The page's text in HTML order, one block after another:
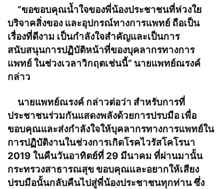
“ขอขอบคุณน้ำใจของพี่น้องประชาชนที่ห่วงใย
บริจาคสิ่งของ และอุปกรณ์ทางการแพทย์ ถือเป็น
เรื่องที่ดีงาม เป็นกำลังใจสำคัญและเป็นการ
สนับสนุนการปฏิบัติหน้าที่ของบุคลากรทางการ
แพทย์ ในช่วงเวลาวิกฤตเช่นนี้” นายแพทย์ณรงค์
กล่าว
นายแพทย์ณรงค์ กล่าวต่อว่า สำหรับการที่
ประชาชนร่วมกันแสดงพลังด้วยการปรบมือ เพื่อ
ขอบคุณและส่งกำลังใจให้บุคลากรทางการแพทย์ใน
การปฏิบัติงานในช่วงการเกิดโรคไวรัสโคโรนา
2019 ในคืนวันอาทิตย์ที่ 29 มีนาคม ที่ผ่านมานั้น
กระทรวงสาธารณสุข ขอบคุณและอยากให้เสียง
ปรบมือนั้นกลับคืนไปสู่พี่น้องประชาชนทุกท่าน ซึ่ง